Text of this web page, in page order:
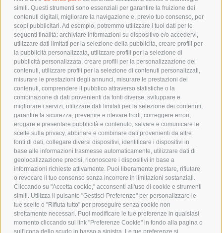
simili. Questi strumenti sono essenziali per garantire la fruizione dei
contenuti digitali, migliorare la navigazione e, previo tuo consenso, per
scopi pubblicitari. Ad esempio, potremmo utilizzare i tuoi dati per le
seguenti finalità: archiviare informazioni su dispositivo e/o accedervi,
utilizzare dati limitati per la selezione della pubblicità, creare profili per
la pubblicità personalizzata, utilizzare profili per la selezione di
pubblicità personalizzata, creare profili per la personalizzazione dei
contenuti, utilizzare profili per la selezione di contenuti personalizzati,
misurare le prestazioni degli annunci, misurare le prestazioni dei
contenuti, comprendere il pubblico attraverso statistiche o la
combinazione di dati provenienti da fonti diverse, sviluppare e
migliorare i servizi, utilizzare dati limitati per la selezione dei contenuti,
garantire la sicurezza, prevenire e rilevare frodi, correggere errori,
erogare e presentare pubblicità e contenuto, salvare e comunicare le
scelte sulla privacy, abbinare e combinare dati provenienti da altre
fonti di dati, collegare diversi dispositivi, identificare i dispositivi in
base alle informazioni trasmesse automaticamente, utilizzare dati di
geolocalizzazione precisi, riconoscere i dispositivi in base a
informazioni richieste attivamente. Puoi liberamente prestare, rifiutare
o revocare il tuo consenso senza incorrere in limitazioni sostanziali.
Cliccando su "Accetta cookie," acconsenti all'uso di cookie e strumenti
simili. Utilizza il pulsante "Gestisci Preferenze" per personalizzare le
tue scelte o "Rifiuta tutto" per proseguire senza cookie non
strettamente necessari. Puoi modificare le tue preferenze in qualsiasi
momento cliccando sul link "Preferenze Cookie" in fondo alla pagina o
POLICY
PRIVACY POLICY
COOKIE POLICY
PAGAMENTI SICURI
AZIENDA
CHI SIAMO
MARCHI TRATTATI
CONDOMINI
Bonifico
Bancario